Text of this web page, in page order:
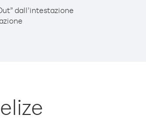
dall’intestazione